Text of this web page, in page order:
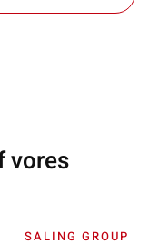
vores
SALING GROUP